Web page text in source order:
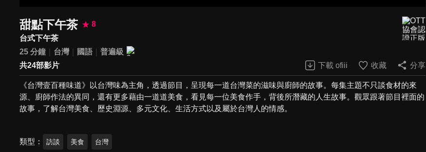
甜點下午茶
8
台式下午茶
25 分鐘
台灣 國語
普遍級
共24部影片
下載 ofiii 收藏 分享
《台灣壹百種味道》以台灣味為主角，透過節目，呈現每一道台灣菜的滋味與廚師的故事。每集主題不只談食材的來
源、廚師作法的異同，還有更多藉由一道道美食，看見每一位美食作手，背後所潛藏的人生故事。觀眾跟著節目裡面的
故事，了解台灣美食、歷史淵源、多元文化、生活方式以及屬於台灣人的情感。
類型 訪談 美食 台灣